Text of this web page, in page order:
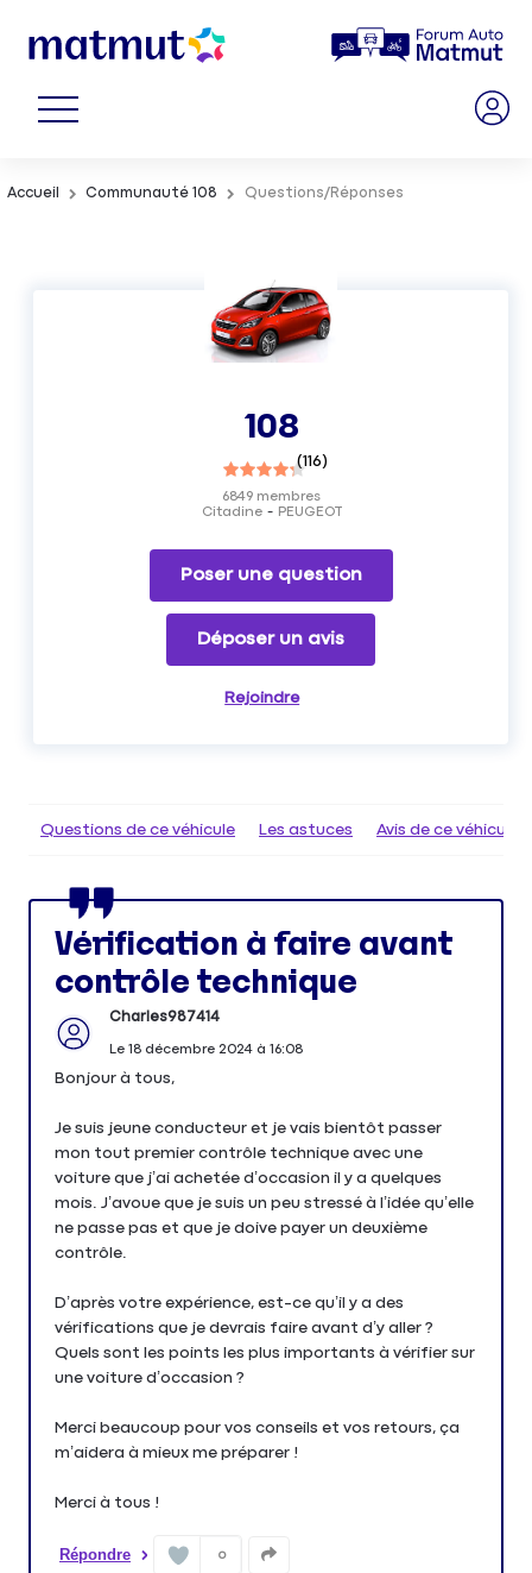
Accueil Communauté 108 Questions/Réponses
108
(116)
Citadine PEUGEOT
6849membres
Poser une question
Déposer un avis
Rejoindre
Questions de ce véhicule Les astuces Avis de ce véhicule
Vérification à faire avant
contrôle technique
Charles987414
Le 18 décembre 2024à 16:08
Bonjour à tous,
Je suis jeune conducteur et je vais bientôt passer
mon tout premier contrôle technique avec une
voiture que j’ai achetée d’occasion il y a quelques
mois. J’avoue que je suis un peu stressé à l’idée qu’elle
ne passe pas et que je doive payer un deuxième
contrôle.
D’après votre expérience, est-ce qu’il y a des
vérifications que je devrais faire avant d’y aller ?
Quels sont les points les plus importants à vérifier sur
une voiture d’occasion ?
Merci beaucoup pour vos conseils et vos retours, ça
m’aidera à mieux me préparer !
Merci à tous !
Répondre 0